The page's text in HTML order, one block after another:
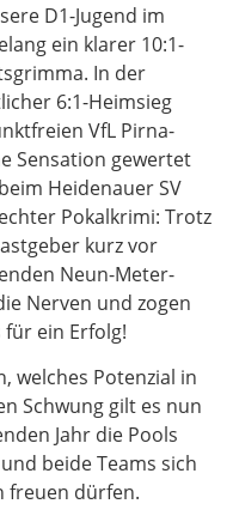
D1-Jugend im
ein klarer 10:1-
In der
6:1-Heimsieg
VfL Pirna-
Sensation gewertet
Heidenauer SV
Pokalkrimi: Trotz
kurz vor
Neun-Meter-
Nerven und zogen
ein Erfolg!
welches Potenzial in
Schwung gilt es nun
Jahr die Pools
beide Teams sich
freuen dürfen.